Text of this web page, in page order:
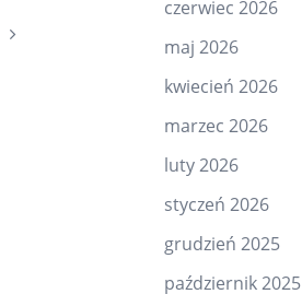
czerwiec 2026
maj 2026
kwiecień 2026
marzec 2026
luty 2026
styczeń 2026
grudzień 2025
październik 2025